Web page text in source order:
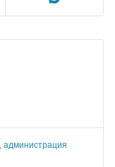
администрация